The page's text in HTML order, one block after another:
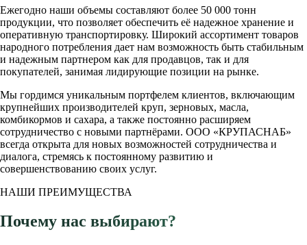
Ежегодно наши объемы составляют более 50 000 тонн
продукции, что позволяет обеспечить её надежное хранение и
оперативную транспортировку. Широкий ассортимент товаров
народного потребления дает нам возможность быть стабильным
и надежным партнером как для продавцов, так и для
покупателей, занимая лидирующие позиции на рынке.
Мы гордимся уникальным портфелем клиентов, включающим
крупнейших производителей круп, зерновых, масла,
комбикормов и сахара, а также постоянно расширяем
сотрудничество с новыми партнёрами. ООО «КРУПАСНАБ»
всегда открыта для новых возможностей сотрудничества и
диалога, стремясь к постоянному развитию и
совершенствованию своих услуг.
НАШИ ПРЕИМУЩЕСТВА
Почему нас выбирают?